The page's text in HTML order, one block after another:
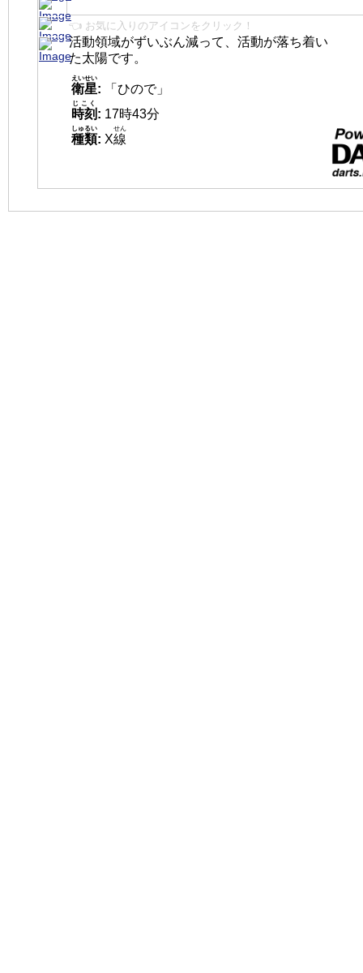
👈 お気に入りのアイコンをクリック！
活動領域がずいぶん減って、活動が落ち着い
た太陽です。
衛星
えいせい
:
「ひので」
時刻
じこく
: 17時43分
種類
しゅるい
: X線
せん